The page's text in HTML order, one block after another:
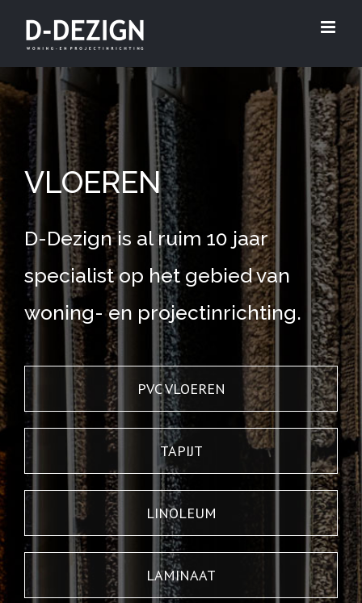
content
VLOEREN
D-Dezign is al ruim 10 jaar
specialist op het gebied van
woning- en projectinrichting.
PVC VLOEREN
TAPIJT
LINOLEUM
LAMINAAT